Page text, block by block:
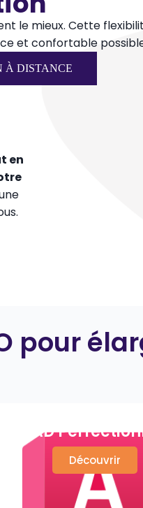
le mieux. Cette
et confortable
À DISTANCE
en
pour
Découvrir